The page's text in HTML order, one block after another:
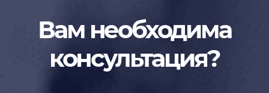
Вам необходима
консультация?